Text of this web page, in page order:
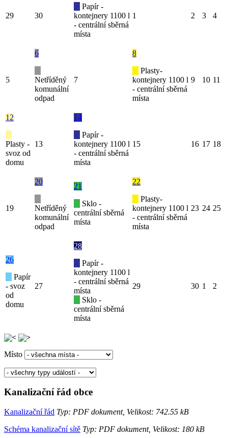
29 30
Papír -
kontejnery 1100 l
- centrální sběrná
místa
1 2 3 4
5
6
Netříděný
komunální
odpad
7
8
Plasty-
kontejnery 1100 l
- centrální sběrná
místa
9 10 11
12
Plasty -
svoz od
domu
13
14
Papír -
kontejnery 1100 l
- centrální sběrná
místa
15 16 17 18
19
20
Netříděný
komunální
odpad
21
Sklo -
centrální sběrná
místa
22
Plasty-
kontejnery 1100 l
- centrální sběrná
místa
23 24 25
26
Papír
- svoz
od
domu
27
28
Papír -
kontejnery 1100 l
- centrální sběrná
místa
Sklo -
centrální sběrná
místa
29 30 1 2
Místo
Kanalizační řád obce
Kanalizační řád Typ: PDF dokument, Velikost: 742.55 kB
Schéma kanalizační sítě Typ: PDF dokument, Velikost: 180 kB